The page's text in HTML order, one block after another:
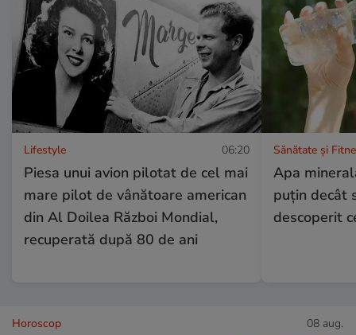
Lifestyle 06:20
Piesa unui avion pilotat de cel mai
mare pilot de vânătoare american
din Al Doilea Război Mondial,
recuperată după 80 de ani
Sănătate și
Apa
puțin decât
descoperit
Horoscop 08 aug.